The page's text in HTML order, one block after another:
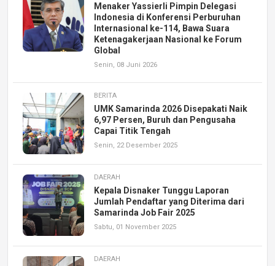
Menaker Yassierli Pimpin Delegasi
Indonesia di Konferensi Perburuhan
Internasional ke-114, Bawa Suara
Ketenagakerjaan Nasional ke Forum
Global
Senin, 08 Juni 2026
BERITA
UMK Samarinda 2026 Disepakati Naik
6,97 Persen, Buruh dan Pengusaha
Capai Titik Tengah
Senin, 22 Desember 2025
DAERAH
Kepala Disnaker Tunggu Laporan
Jumlah Pendaftar yang Diterima dari
Samarinda Job Fair 2025
Sabtu, 01 November 2025
DAERAH